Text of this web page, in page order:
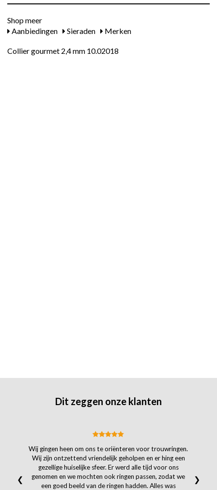
Shop meer
Aanbiedingen
Sieraden Merken
Collier gourmet 2,4 mm 10.02018
Dit zeggen onze klanten
Wij gingen heen om ons te oriënteren voor trouwringen.
Wij zijn ontzettend vriendelijk geholpen en er hing een
gezellige huiselijke sfeer. Er werd alle tijd voor ons
genomen en we mochten ook ringen passen, zodat we
een goed beeld van de ringen hadden. Alles was
❮ ❯